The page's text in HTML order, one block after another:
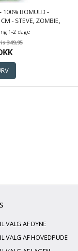
100% BOMULD -
- STEVE, ZOMBIE,
SHEEP
1-2 dage
349,95
VALG AF DYNE
VALG AF HOVEDPUDE